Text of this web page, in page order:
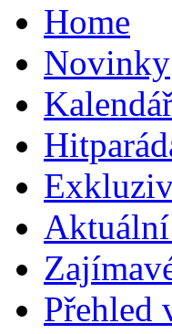
Home
Novinky
Přehled